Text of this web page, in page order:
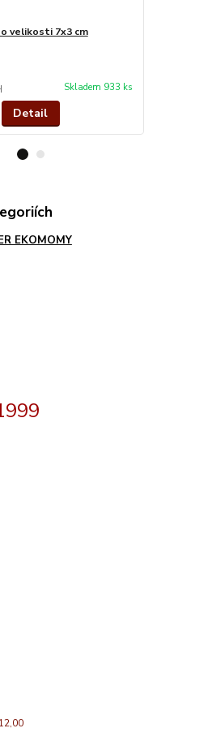
velikosti 7x3 cm
Skladem 933 ks
Detail
EKOMOMY